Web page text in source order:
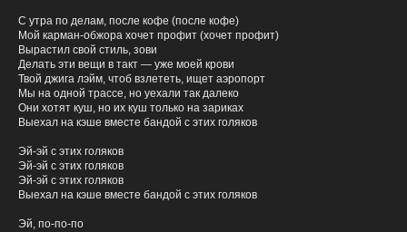
С утра по делам, после кофе (после кофе)
Мой карман-обжора хочет профит (хочет профит)
Вырастил свой стиль, зови
Делать эти вещи в такт — уже моей крови
Твой джига лэйм, чтоб взлететь, ищет аэропорт
Мы на одной трассе, но уехали так далеко
Они хотят куш, но их куш только на зариках
Выехал на кэше вместе бандой с этих голяков
Эй-эй с этих голяков
Эй-эй с этих голяков
Эй-эй с этих голяков
Выехал на кэше вместе бандой с этих голяков
Эй, по-по-по
Пришлите ссылку на карточку исполнителя в
Яндекс Музыке
(если ранее уже издавали треки)
Поделитесь Вашими достижениями
Укажите контактные данные